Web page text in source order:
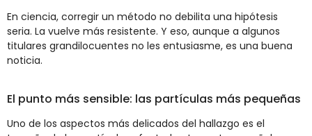
En ciencia, corregir un método no debilita una hipótesis
seria. La vuelve más resistente. Y eso, aunque a algunos
titulares grandilocuentes no les entusiasme, es una buena
noticia.
El punto más sensible: las partículas más pequeñas
Uno de los aspectos más delicados del hallazgo es el